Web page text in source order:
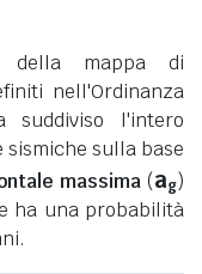
della mappa di
nell'Ordinanza
suddiviso l'intero
sulla base
massima (ag)
ha una probabilità